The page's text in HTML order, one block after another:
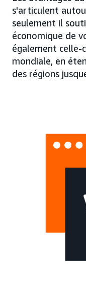
s'articulent
seulement il
économique de
également celle-
mondiale, en
des régions